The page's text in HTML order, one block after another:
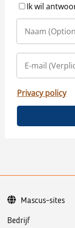
Ik wil
Privacy policy
Bedrijf
Mascus-sites